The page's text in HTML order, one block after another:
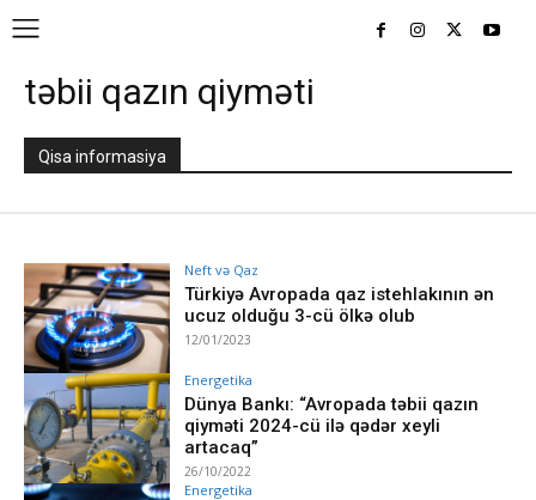
təbii qazın qiyməti
Qisa informasiya
Neft və Qaz
Türkiyə Avropada qaz istehlakının ən
ucuz olduğu 3-cü ölkə olub
12/01/2023
Energetika
Dünya Bankı: “Avropada təbii qazın
qiyməti 2024-cü ilə qədər xeyli
artacaq”
26/10/2022
Energetika